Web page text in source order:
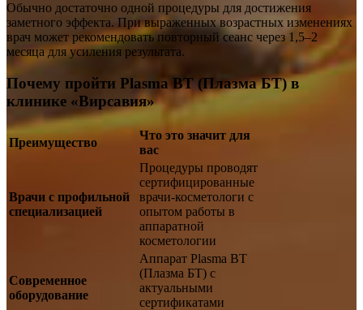
Обычно достаточно одной процедуры для достижения
заметного эффекта. При выраженных возрастных изменениях
врач может рекомендовать повторный сеанс через 1,5–2
месяца для усиления результата.
Почему пройти Plasma BT (Плазма БТ) в
клинике «Вирсавия»
Преимущество
Что это значит для
вас
Врачи с профильной
специализацией
Процедуры проводят
сертифицированные
врачи-косметологи с
опытом работы в
аппаратной
косметологии
Современное
оборудование
Аппарат Plasma BT
(Плазма БТ) с
актуальными
сертификатами